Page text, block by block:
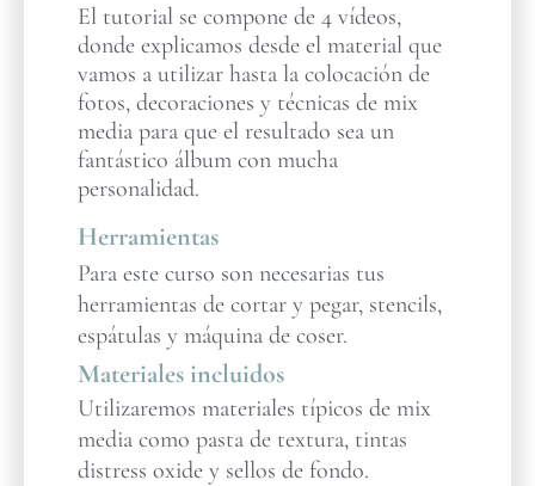
El tutorial se compone de 4 vídeos,
donde explicamos desde el material que
vamos a utilizar hasta la colocación de
fotos, decoraciones y técnicas de mix
media para que el resultado sea un
fantástico álbum con mucha
personalidad.
Herramientas
Para este curso son necesarias tus
herramientas de cortar y pegar, stencils,
espátulas y máquina de coser.
Materiales incluidos
Utilizaremos materiales típicos de mix
media como pasta de textura, tintas
distress oxide y sellos de fondo.